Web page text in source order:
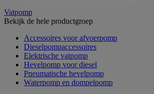
Vatpomp
Bekijk de hele productgroep
Accessoires voor afvoerpomp
Dieselpompaccessoires
Elektrische vatpomp
Hevelpomp voor diesel
Pneumatische hevelpomp
Waterpomp en dompelpomp